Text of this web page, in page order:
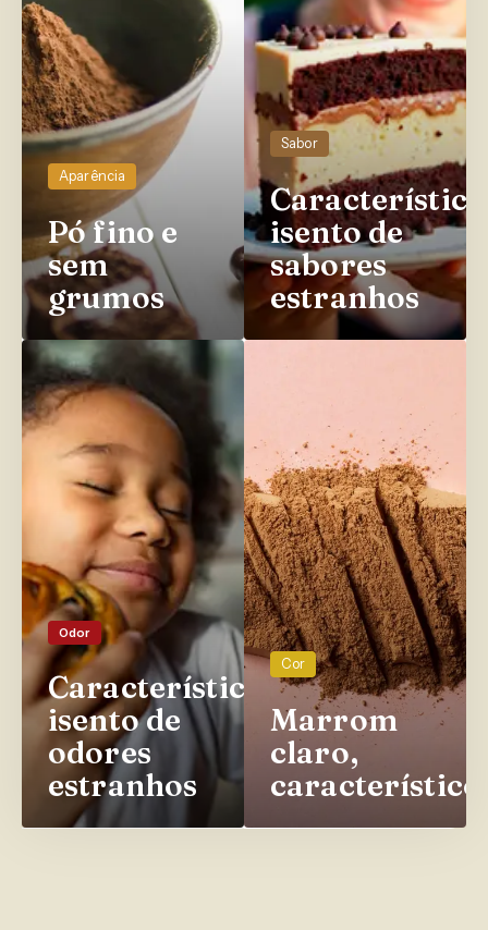
Aparência
Pó fino e
sem
grumos
Odor
Característico,
isento de
odores
estranhos
Sabor
isento de
sabores
estranhos
Cor
Marrom
claro,
característico